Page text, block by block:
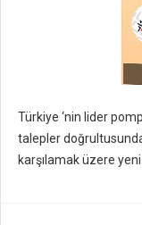
Türkiye ‘nin lider
talepler
karşılamak üzere